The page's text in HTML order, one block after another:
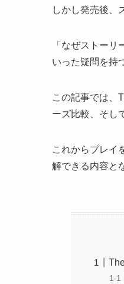
しかし発売後、
「なぜストー
いった疑問を持
この記事では、
ーズ比較、そし
これからプレイ
解できる内容と